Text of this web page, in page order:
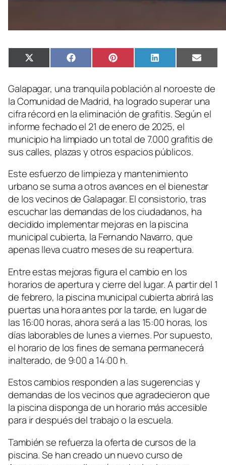
Compartir
en
X
(Twitter)
Compartir
en
FacebookCompartir
en
PinterestCompartir
en
LinkedIn
en
Email
Galapagar, una tranquila población al noroeste de
la Comunidad de Madrid, ha logrado superar una
cifra récord en la eliminación de grafitis. Según el
informe fechado el 21 de enero de 2025, el
municipio ha limpiado un total de 7.000 grafitis de
sus calles, plazas y otros espacios públicos.
Este esfuerzo de limpieza y mantenimiento
urbano se suma a otros avances en el bienestar
de los vecinos de Galapagar. El consistorio, tras
escuchar las demandas de los ciudadanos, ha
decidido implementar mejoras en la piscina
municipal cubierta, la Fernando Navarro, que
apenas lleva cuatro meses de su reapertura.
Entre estas mejoras figura el cambio en los
horarios de apertura y cierre del lugar. A partir del 1
de febrero, la piscina municipal cubierta abrirá las
puertas una hora antes por la tarde, en lugar de
las 16:00 horas, ahora será a las 15:00 horas, los
días laborables de lunes a viernes. Por supuesto,
el horario de los fines de semana permanecerá
inalterado, de 9:00 a 14:00 h.
Estos cambios responden a las sugerencias y
demandas de los vecinos que agradecieron que
la piscina disponga de un horario más accesible
para ir después del trabajo o la escuela.
También se refuerza la oferta de cursos de la
piscina. Se han creado un nuevo curso de